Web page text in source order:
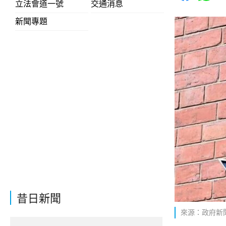
立法會道一號
交通消息
新聞專題
昔日新聞
來源：政府新